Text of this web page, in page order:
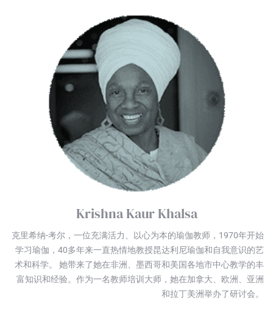
Krishna Kaur Khalsa
克里希纳-考尔，一位充满活力、以心为本的瑜伽教师，1970年开始
学习瑜伽，40多年来一直热情地教授昆达利尼瑜伽和自我意识的艺
术和科学。 她带来了她在非洲、墨西哥和美国各地市中心教学的丰
富知识和经验。作为一名教师培训大师，她在加拿大、欧洲、亚洲
和拉丁美洲举办了研讨会。